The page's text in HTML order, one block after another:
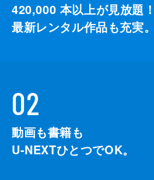
420,000 本以上が見放題！
最新レンタル作品も充実。
02
動画も書籍も
U-NEXTひとつでOK。